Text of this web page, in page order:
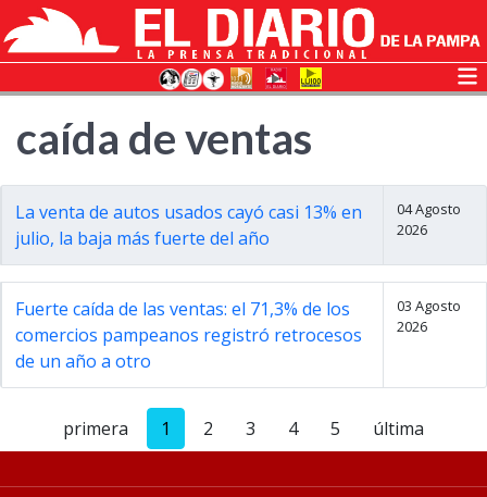
caída de ventas
La venta de autos usados cayó casi 13% en
julio, la baja más fuerte del año
04 Agosto
2026
Fuerte caída de las ventas: el 71,3% de los
comercios pampeanos registró retrocesos
de un año a otro
03 Agosto
2026
primera 1 2 3 4 5 última